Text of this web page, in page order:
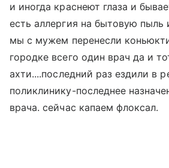
и иногда краснеют глаза и
есть аллергия на бытовую пыль
мы с мужем перенесли
городке всего один врач да и
ахти....последний раз ездили в
поликлинику-последнее
врача. сейчас капаем флоксал.